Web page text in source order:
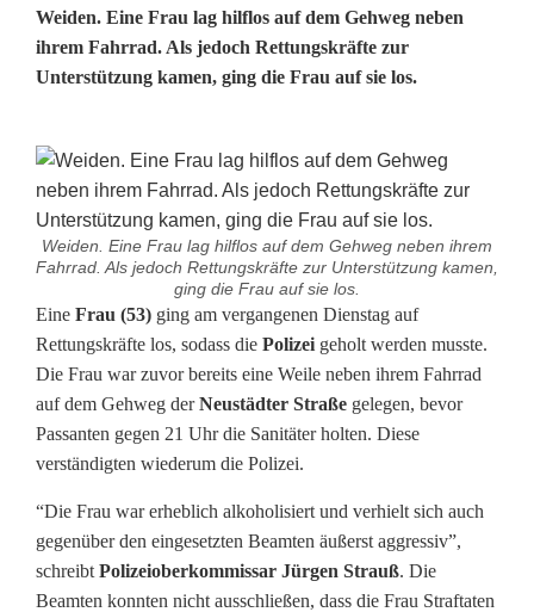
Weiden. Eine Frau lag hilflos auf dem Gehweg neben
ihrem Fahrrad. Als jedoch Rettungskräfte zur
Unterstützung kamen, ging die Frau auf sie los.
Weiden. Eine Frau lag hilflos auf dem Gehweg neben ihrem
Fahrrad. Als jedoch Rettungskräfte zur Unterstützung kamen,
ging die Frau auf sie los.
V
e
r
m
e
i
n
Eine Frau (53) ging am vergangenen Dienstag auf
Rettungskräfte los, sodass die Polizei geholt werden musste.
Die Frau war zuvor bereits eine Weile neben ihrem Fahrrad
auf dem Gehweg derNeustädter Straße gelegen, bevor
Passanten gegen 21 Uhr die Sanitäter holten. Diese
verständigten wiederum die Polizei.
“Die Frau war erheblich alkoholisiert und verhielt sich auch
gegenüber den eingesetzten Beamten äußerst aggressiv”,
schreibt Polizeioberkommissar Jürgen Strauß. Die
Beamten konnten nicht ausschließen, dass die Frau Straftaten